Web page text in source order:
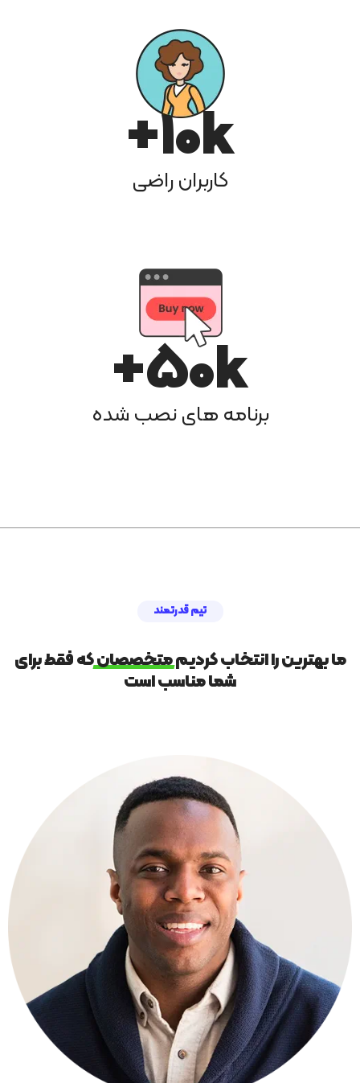
10k+
کاربران راضی
50k+
برنامه های نصب شده
تیم قدرتمند
ما بهترین را انتخاب کردیممتخصصانکه فقط برای
شما مناسب است